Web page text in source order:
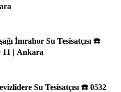
İmrahor Su Tesisatçısı ☎️
11 | Ankara
Su Tesisatçısı ☎️ 0532